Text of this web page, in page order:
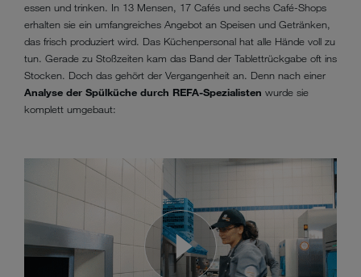
essen und trinken. In 13 Mensen, 17 Cafés und sechs Café-Shops
erhalten sie ein umfangreiches Angebot an Speisen und Getränken,
das frisch produziert wird. Das Küchenpersonal hat alle Hände voll zu
tun. Gerade zu Stoßzeiten kam das Band der Tablettrückgabe oft ins
Stocken. Doch das gehört der Vergangenheit an. Denn nach einer
Analyse der Spülküche durch REFA-Spezialisten wurde sie
komplett umgebaut: